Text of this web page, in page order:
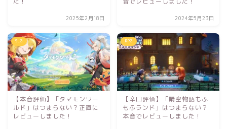
2025年2月18日 2024年5月23日
SLG
【本音評価】「タマモンワー
ルド」はつまらない？正直に
レビューしました！
RPG
【辛口評価】「晴空物語もふ
もふランド」はつまらない？
本音でレビューしました！